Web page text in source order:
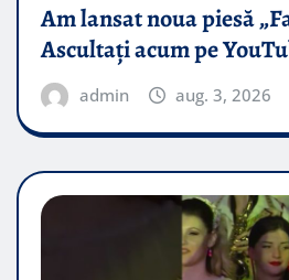
Am lansat noua piesă
Ascultați acum pe
admin aug. 3, 2026